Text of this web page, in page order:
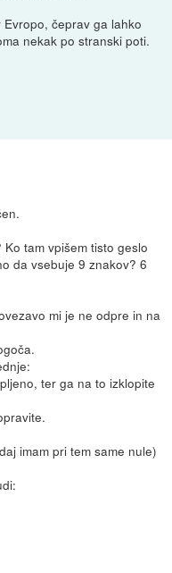
čeprav ga lahko
nekak po stranski poti.
tam vpišem tisto geslo
da vsebuje 9 znakov? 6
mi je ne odpre in na
ter ga na to izklopite
imam pri tem same nule)